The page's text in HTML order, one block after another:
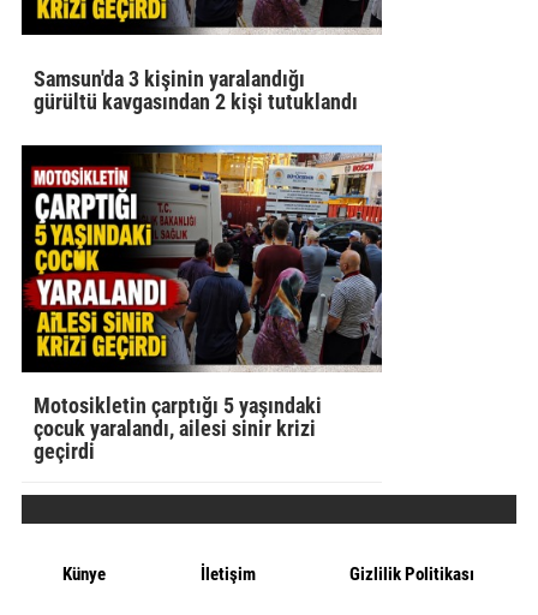
Samsun'da 3 kişinin yaralandığı
gürültü kavgasından 2 kişi tutuklandı
Motosikletin çarptığı 5 yaşındaki
çocuk yaralandı, ailesi sinir krizi
geçirdi
Künye İletişim Gizlilik Politikası